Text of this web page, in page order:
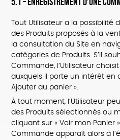
Tout Utilisateur a la possibilité
des Produits proposés à la
la consultation du Site en
catégories de Produits. S’il
Commande, l’Utilisateur
auxquels il porte un intérêt en
Ajouter au panier ».
À tout moment, l’Utilisateur
des Produits sélectionnés ou
cliquant sur « Voir mon Panier
Commande apparaît alors à